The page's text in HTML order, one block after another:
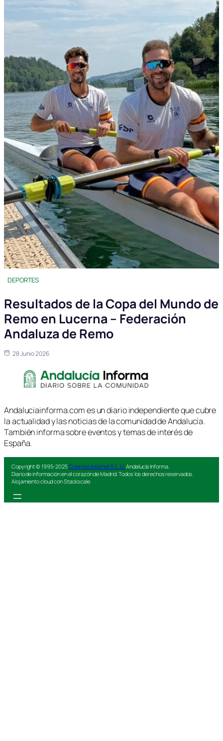
DEPORTES
Resultados de la Copa del Mundo de
Remo en Lucerna – Federación
Andaluza de Remo
28 Junio 2026
Andaluciainforma.com es un diario independiente que cubre
la actualidad y las noticias de la comunidad de Andalucía.
También informa sobre eventos y temas de interés de
España.
Copyright © 1995-2025Colorvivo Internet S.L.U. Andalucía Informa.
Diario de información en el corazón de Madrid. Todos los derechos reservados.
Alojamiento cloud con Stackscale.